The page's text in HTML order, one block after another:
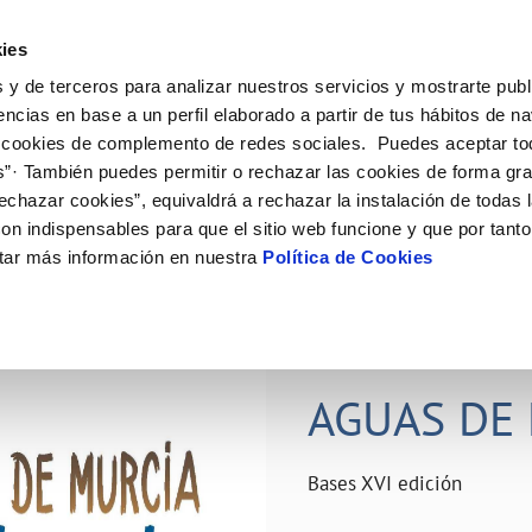
y de terceros para analizar nuestros servicios y mostrarte
en base a un perfil elaborado a partir de tus hábitos de
de complemento de redes sociales. Puedes aceptar
También puedes permitir o rechazar las cookies de forma
cookies”, equivaldrá a rechazar la instalación de todas
indispensables para que el sitio web funcione y que por
más información en nuestra Política de Cookies
de titular
de suministro
MODIFICACIÓN DE DATOS
Actualizar datos bancários
Actualizar datos de
VER TODAS LAS GESTIONES
Tu Servicio
AL CLIENTE
contacto
COMPROMISO DE SERVICIO
Carta de compromisos
Customer Counsel (Defensa del
Tu Agua
del agua
consumidor
CUIDADOS DEL AGUA
Consejos de ahorro
Depósitos comunitarios
comunitarios
Conócenos
DE GESTIÓN Y CERTIFICADOS
PERFIL DEL CONTRATANTE
Plataforma de contratación del
público
Licitaciones en curso
AGUAS
Bases XVI edición